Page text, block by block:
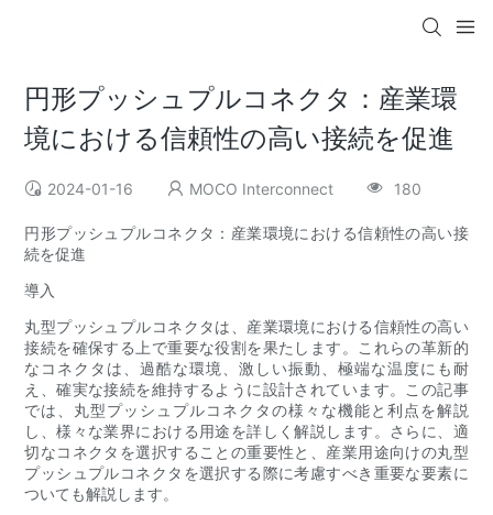
円形プッシュプルコネクタ：産業環
境における信頼性の高い接続を促進
2024-01-16 MOCO Interconnect 180
円形プッシュプルコネクタ：産業環境における信頼性の高い接
続を促進
導入
丸型プッシュプルコネクタは、産業環境における信頼性の高い
接続を確保する上で重要な役割を果たします。これらの革新的
なコネクタは、過酷な環境、激しい振動、極端な温度にも耐
え、確実な接続を維持するように設計されています。この記事
では、丸型プッシュプルコネクタの様々な機能と利点を解説
し、様々な業界における用途を詳しく解説します。さらに、適
切なコネクタを選択することの重要性と、産業用途向けの丸型
プッシュプルコネクタを選択する際に考慮すべき重要な要素に
ついても解説します。